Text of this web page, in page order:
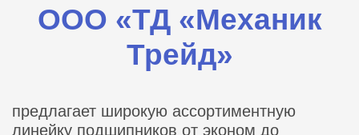
ООО «ТД «Механик
Трейд»
предлагает широкую ассортиментную
линейку подшипников от эконом до